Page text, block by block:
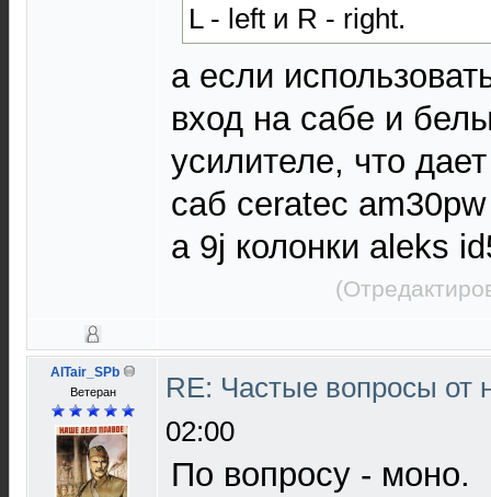
L - left и R - right.
а если
вход на сабе и
усилителе, что
саб ceratec
a 9j колонки aleks
AlTair_SPb
Ветеран
RE: Частые вопросы от
02:00
По вопросу - моно.